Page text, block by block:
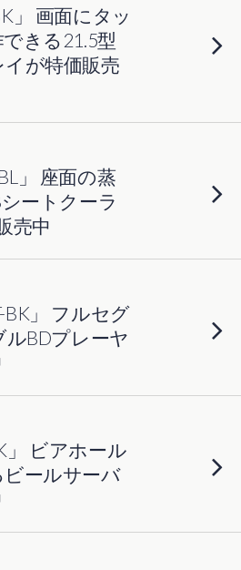
」 画面にタッ
きる21.5型
が特価販売
」 座面の蒸
ートクーラ
売中
BK」 フルセグ
ルBDプレーヤ
」 ビアホール
ールサーバ